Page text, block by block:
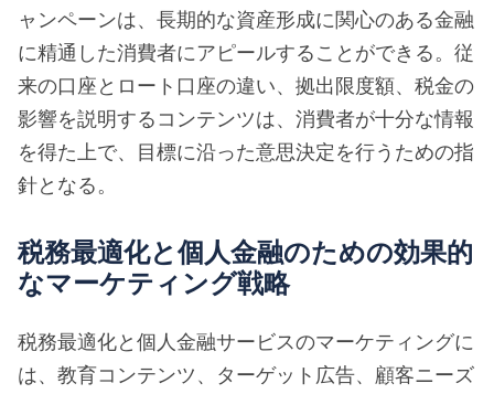
ャンペーンは、長期的な資産形成に関心のある金融
に精通した消費者にアピールすることができる。従
来の口座とロート口座の違い、拠出限度額、税金の
影響を説明するコンテンツは、消費者が十分な情報
を得た上で、目標に沿った意思決定を行うための指
針となる。
税務最適化と個人金融のための効果的
なマーケティング戦略
税務最適化と個人金融サービスのマーケティングに
は、教育コンテンツ、ターゲット広告、顧客ニーズ